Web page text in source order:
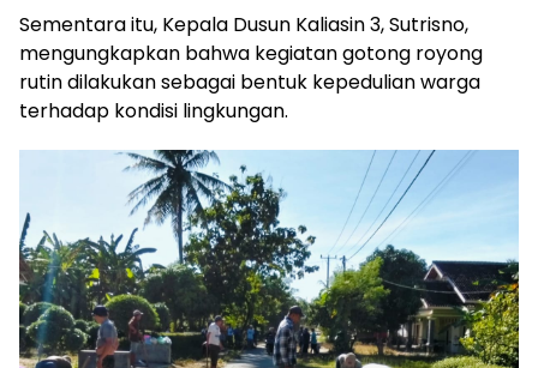
Sementara itu, Kepala Dusun Kaliasin 3, Sutrisno,
mengungkapkan bahwa kegiatan gotong royong
rutin dilakukan sebagai bentuk kepedulian warga
terhadap kondisi lingkungan.